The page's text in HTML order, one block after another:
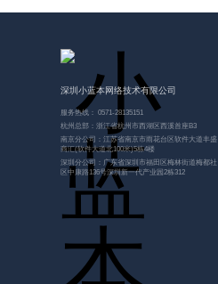
深圳小蓝本网络技术有限公司
服务热线： 0571-28135151
杭州总部：浙江省杭州市西湖区西溪首座B3
南京分公司：江苏省南京市雨花台区软件大道丰盛
商汇(软件大道北100米)5栋4楼
深圳分公司：广东省深圳市福田区梅林街道梅都社
区中康路136号深圳新一代产业园2栋312